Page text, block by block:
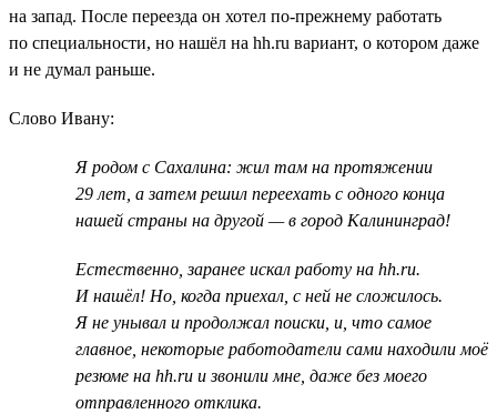
на запад. После переезда он хотел по-прежнему работать
по специальности, но нашёл на hh.ru вариант, о котором даже
и не думал раньше.
Слово Ивану:
Я родом с Сахалина: жил там на протяжении
29 лет, а затем решил переехать с одного конца
нашей страны на другой — в город Калининград!
Естественно, заранее искал работу на hh.ru.
И нашёл! Но, когда приехал, с ней не сложилось.
Я не унывал и продолжал поиски, и, что самое
главное, некоторые работодатели сами находили моё
резюме на hh.ru и звонили мне, даже без моего
отправленного отклика.